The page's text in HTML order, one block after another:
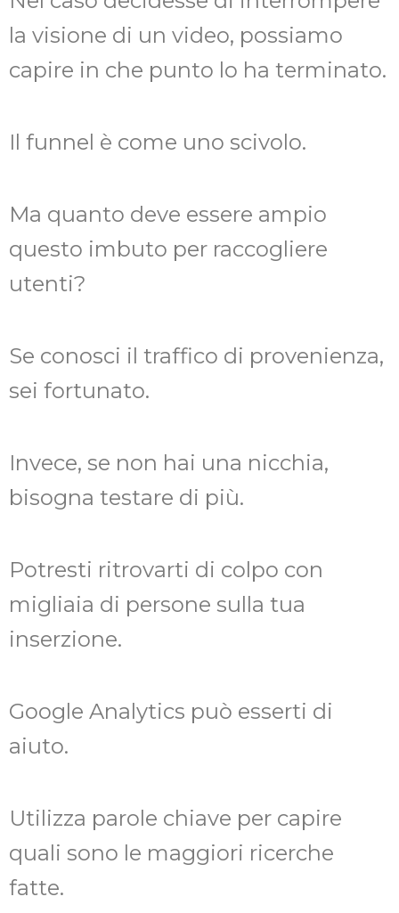
la visione di un video, possiamo
capire in che punto lo ha terminato.
Il funnel è come uno scivolo.
Ma quanto deve essere ampio
questo imbuto per raccogliere
utenti?
Se conosci il traffico di provenienza,
sei fortunato.
Invece, se non hai una nicchia,
bisogna testare di più.
Potresti ritrovarti di colpo con
migliaia di persone sulla tua
inserzione.
Google Analytics può esserti di
aiuto.
Utilizza parole chiave per capire
quali sono le maggiori ricerche
fatte.